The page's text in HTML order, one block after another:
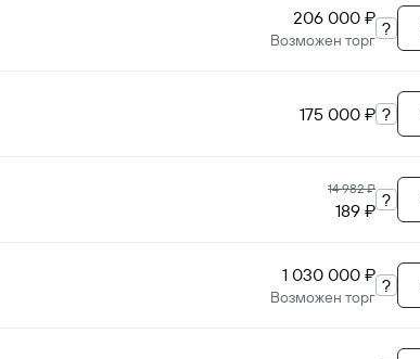
206 000 ₽
Возможен торг
?
175 000 ₽ ?
14 982 ₽
189 ₽ ?
1 030 000 ₽
Возможен торг
?